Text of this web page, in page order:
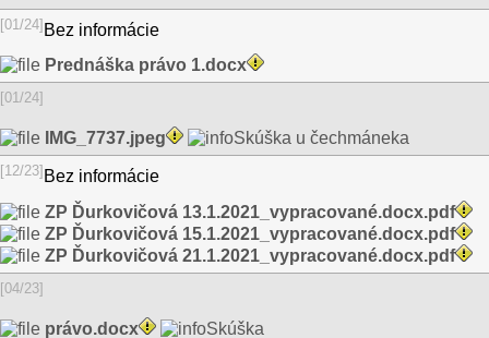
dukátikov
[01/24] Bez informácie
Prednáška právo 1.docx
[01/24]
IMG_7737.jpeg Skúška u čechmáneka
[12/23] Bez informácie
ZP Ďurkovičová 13.1.2021_vypracované.docx.pdf
ZP Ďurkovičová 15.1.2021_vypracované.docx.pdf
ZP Ďurkovičová 21.1.2021_vypracované.docx.pdf
[04/23]
právo.docx Skúška